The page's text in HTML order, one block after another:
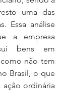
uma das
Essa análise
a empresa
bens em
não tem
Brasil, o que
ordinária